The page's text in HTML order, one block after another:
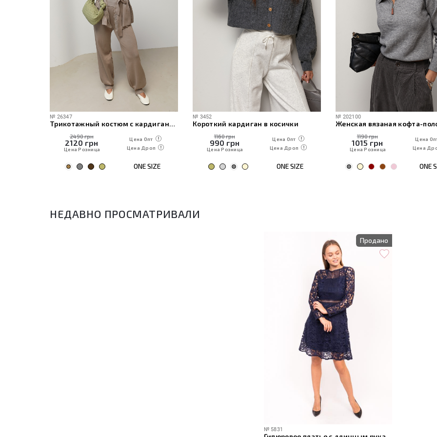
№ 26347
Трикотажный костюм с кардиганом, топом и брюками
2490 грн
2120 грн
Цена Розница
Цена Опт
Цена Дроп
ONE SIZE
№ 3452
Короткий кардиган в косички
1160 грн
990 грн
Цена Розница
Цена Опт
Цена Дроп
ONE SIZE
№ 202100
1190 грн
1015 грн
Цена Розница
Цена
Цена
ONE
НЕДАВНО ПРОСМАТРИВАЛИ
Продано
№ 5831